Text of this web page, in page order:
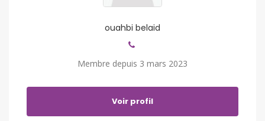
ouahbi belaid
Membre depuis 3 mars 2023
Voir profil